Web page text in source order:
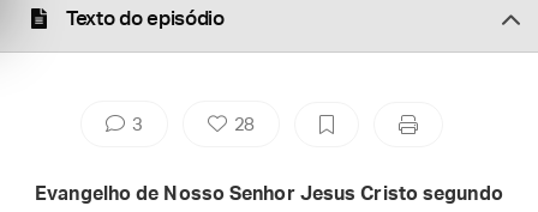
Texto do episódio
3 28
Evangelho de Nosso Senhor Jesus Cristo segundo